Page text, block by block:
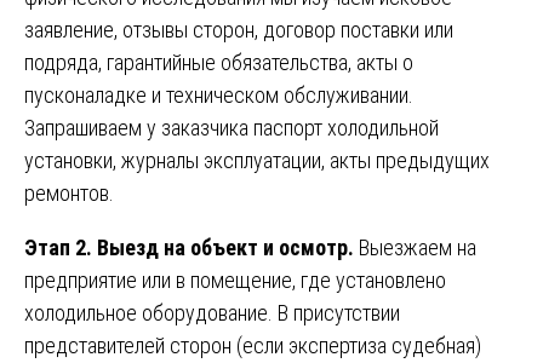
заявление, отзывы сторон, договор поставки или
подряда, гарантийные обязательства, акты о
пусконаладке и техническом обслуживании.
Запрашиваем у заказчика паспорт холодильной
установки, журналы эксплуатации, акты предыдущих
ремонтов.
Этап 2. Выезд на объект и осмотр. Выезжаем на
предприятие или в помещение, где установлено
холодильное оборудование. В присутствии
представителей сторон (если экспертиза судебная)